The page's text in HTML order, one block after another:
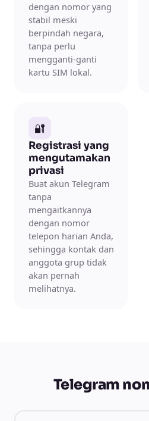
dengan nomor yang
stabil meski
berpindah negara,
tanpa perlu
mengganti-ganti
kartu SIM lokal.
🔐
Registrasi yang
mengutamakan
privasi
Buat akun Telegram
tanpa
mengaitkannya
dengan nomor
telepon harian Anda,
sehingga kontak dan
anggota grup tidak
akan pernah
melihatnya.
Telegram